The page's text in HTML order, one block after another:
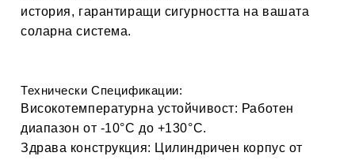
история, гарантиращи сигурността на вашата
соларна система.
Технически Спецификации:
Високотемпературна устойчивост: Работен
диапазон от -10°С до +130°С.
Здрава конструкция: Цилиндричен корпус от